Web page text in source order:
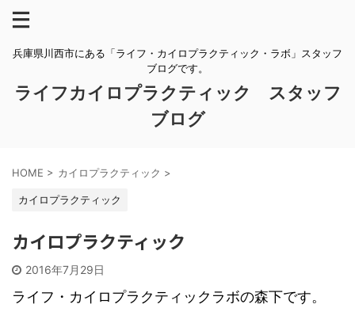
兵庫県川西市にある「ライフ・カイロプラクティック・ラボ」スタッフ
ブログです。
ライフカイロプラクティック スタッフ
ブログ
HOME > カイロプラクティック >
カイロプラクティック
カイロプラクティック
2016年7月29日
ライフ・カイロプラクティックラボの森下です。